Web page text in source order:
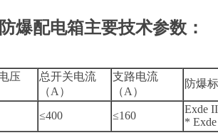
爆配电箱主要技术参数：
压
总开关电流
（A）
支路电流
（A）
防爆
≤400 ≤160
Exde
*